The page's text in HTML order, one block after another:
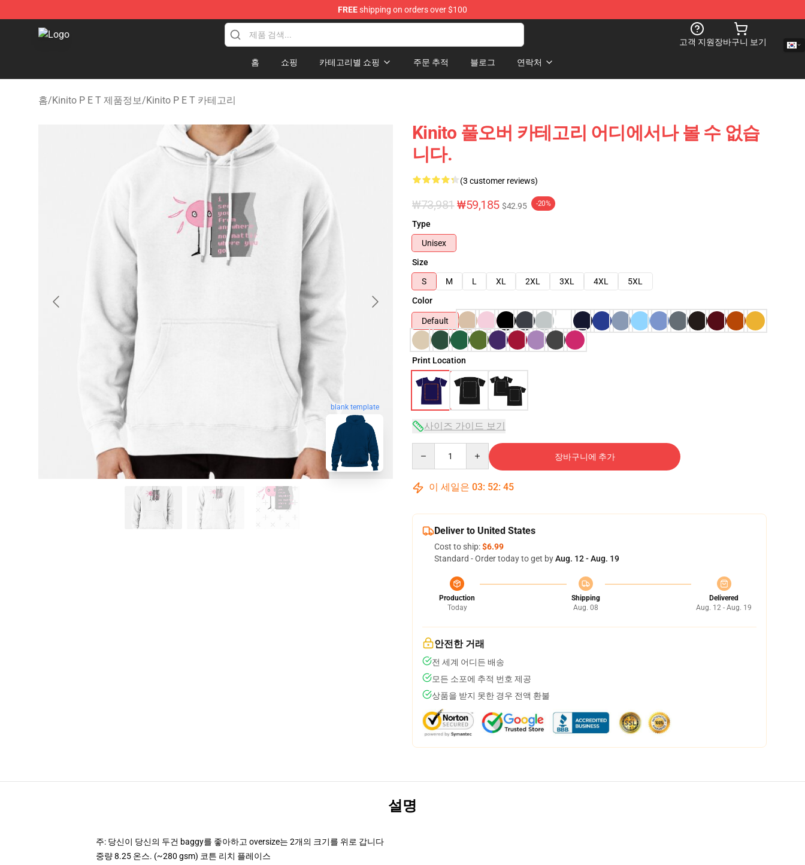
FREEshipping on orders over $100
Kinito P E T Shop - Official Kinito P E T Merchandise Store
고객 지원장바구니 보기
홈 쇼핑 카테고리별 쇼핑 주문 추적 블로그 연락처
홈/Kinito P E T 제품정보/Kinito P E T 카테고리
blank template
Kinito 풀오버 카테고리 어디에서나 볼 수 없습
니다.
(3 customer reviews)
₩73,981 ₩59,185 $42.95 -20%
Type
Unisex
Size
S
M L XL 2XL 3XL 4XL
5XL
Color
Default
Print Location
사이즈 가이드 보기
장바구니에 추가
이 세일은 03: 52: 44
Deliver to United States
Cost to ship:$6.99
Standard - Order today to get byAug. 12 - Aug. 19
Production
Today
Shipping
Aug. 08
Delivered
Aug. 12 - Aug. 19
안전한 거래
전 세계 어디든 배송
모든 소포에 추적 번호 제공
상품을 받지 못한 경우 전액 환불
설명
주: 당신이 당신의 두건 baggy를 좋아하고 oversize는 2개의 크기를 위로 갑니다
중량 8.25 온스. (~280 gsm) 코튼 리치 플레이스